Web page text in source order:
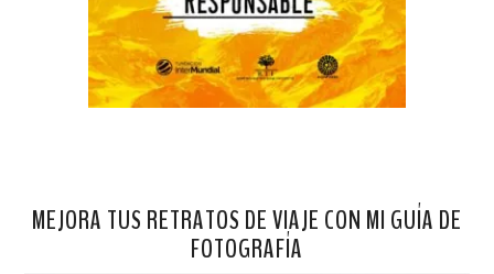
MEJORA TUS RETRATOS DE VIAJE CON MI GUÍA DE
FOTOGRAFÍA